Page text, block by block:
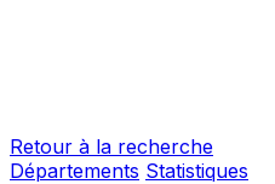
Retour à la recherche
Départements Statistiques